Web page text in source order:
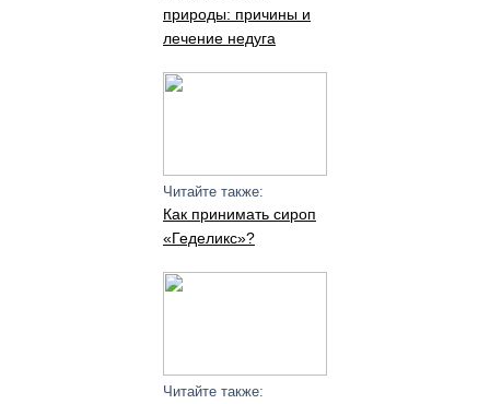
природы: причины и
лечение недуга
Читайте также:
Как принимать сироп
«Геделикс»?
Читайте также: